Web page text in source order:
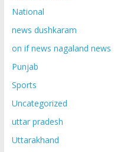
National
news dushkaram
on if news nagaland news
Punjab
Sports
Uncategorized
uttar pradesh
Uttarakhand